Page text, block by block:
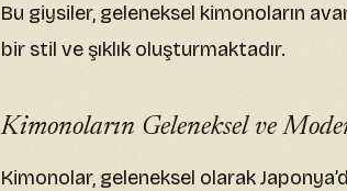
Bu giysiler, geleneksel kimonoların
bir stil ve şıklık oluşturmaktadır.
Kimonoların Geleneksel ve
Kimonolar, geleneksel olarak